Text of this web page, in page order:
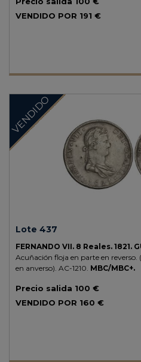
VENDIDO POR 191 €
VENDIDO
Lote 437
FERNANDO VII. 8 Reales. 1821.
Acuñación floja en parte en reverso.
en anverso). AC-1210. MBC/MBC+.
Precio salida 100 €
VENDIDO POR 160 €